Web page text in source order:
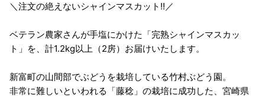
＼注文の絶えないシャインマスカット!!／
ベテラン農家さんが手塩にかけた「完熟シャインマスカッ
ト」を、計1.2kg以上（2房）お届けいたします。
新富町の山間部でぶどうを栽培している竹村ぶどう園。
非常に難しいといわれる「藤稔」の栽培に成功した、宮崎県